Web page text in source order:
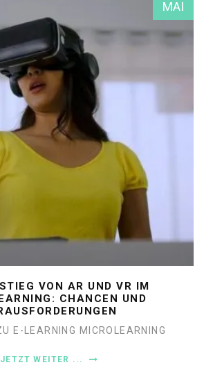
MAI
VON AR UND VR IM
CHANCEN UND
E-LEARNING MICROLEARNING
JETZT WEITER ...